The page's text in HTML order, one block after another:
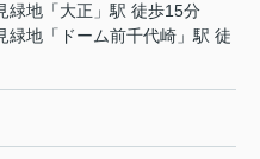
緑地 「大正 」駅 徒歩15分
緑地 「 ドーム前千代崎 」駅 徒